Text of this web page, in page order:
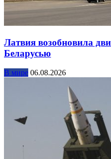
Латвия возобновила
Беларусью
В мире 06.08.2026